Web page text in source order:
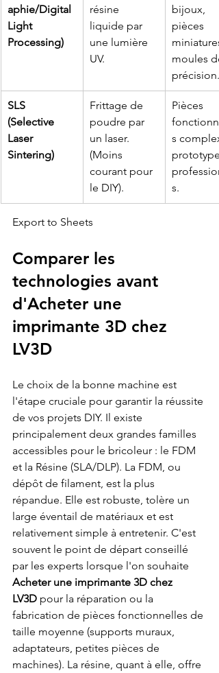
aphie/Digital
Light
Processing)
résine
liquide par
une lumière
UV.
bijoux,
pièces
moules
précision.
SLS
(Selective
Laser
Sintering)
Frittage de
poudre par
un laser.
(Moins
courant pour
le DIY).
Pièces
s
s.
Export to Sheets
Comparer les
technologies avant
d'Acheter une
imprimante 3D chez
LV3D
Le choix de la bonne machine est
l'étape cruciale pour garantir la réussite
de vos projets DIY. Il existe
principalement deux grandes familles
accessibles pour le bricoleur : le FDM
et la Résine (SLA/DLP). La FDM, ou
dépôt de filament, est la plus
répandue. Elle est robuste, tolère un
large éventail de matériaux et est
relativement simple à entretenir. C'est
souvent le point de départ conseillé
par les experts lorsque l'on souhaite
Acheter une imprimante 3D chez
LV3D pour la réparation ou la
fabrication de pièces fonctionnelles de
taille moyenne (supports muraux,
adaptateurs, petites pièces de
machines). La résine, quant à elle, offre